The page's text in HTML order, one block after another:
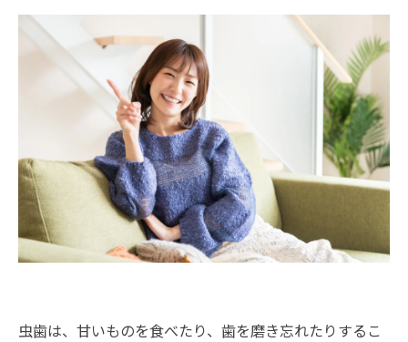
虫歯は、甘いものを食べたり、歯を磨き忘れたりするこ